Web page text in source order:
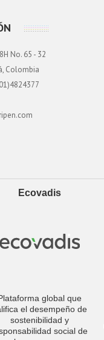
No. 65 - 32
Colombia
Ecovadis
global que
el desempeño de
sostenibilidad y
social de